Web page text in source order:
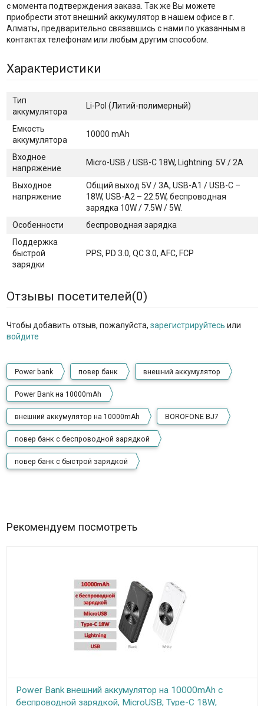
с момента подтверждения заказа. Так же Вы можете
приобрести этот внешний аккумулятор в нашем офисе в г.
Алматы, предварительно связавшись с нами по указанным в
контактах телефонам или любым другим способом.
Характеристики
Тип
аккумулятора
Li-Pol (Литий-полимерный)
Емкость
аккумулятора
10000 mAh
Входное
напряжение
Micro-USB / USB-C 18W, Lightning: 5V / 2A
Выходное
напряжение
Общий выход 5V / 3A, USB-A1 / USB-C –
18W, USB-A2 – 22.5W, беспроводная
зарядка 10W / 7.5W / 5W.
Особенности
беспроводная зарядка
Поддержка
быстрой
зарядки
PPS, PD 3.0, QC 3.0, AFC, FCP
Отзывы посетителей(0)
Чтобы добавить отзыв, пожалуйста, зарегистрируйтесь или
войдите
Power bank повер банк внешний аккумулятор
Power Bank на 10000mAh
внешний аккумулятор на 10000mAh BOROFONE BJ7
повер банк с беспроводной зарядкой
повер банк с быстрой зарядкой
Рекомендуем посмотреть
Power Bank внешний аккумулятор на 10000mAh с
беспроводной зарядкой, MicroUSB, Type-C 18W,